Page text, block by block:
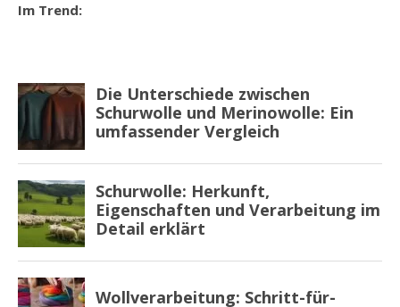
Im Trend: